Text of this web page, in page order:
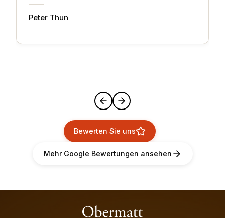
Peter Thun
Bewerten Sie uns
Mehr Google Bewertungen ansehen